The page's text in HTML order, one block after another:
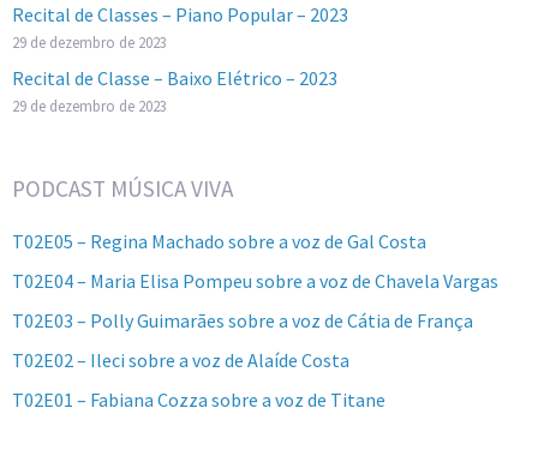
Recital de Classes – Piano Popular – 2023
29 de dezembro de 2023
Recital de Classe – Baixo Elétrico – 2023
29 de dezembro de 2023
PODCAST MÚSICA VIVA
T02E05 – Regina Machado sobre a voz de Gal Costa
T02E04 – Maria Elisa Pompeu sobre a voz de Chavela Vargas
T02E03 – Polly Guimarães sobre a voz de Cátia de França
T02E02 – Ileci sobre a voz de Alaíde Costa
T02E01 – Fabiana Cozza sobre a voz de Titane